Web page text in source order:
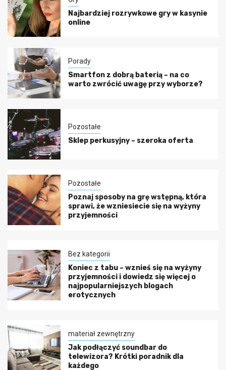
Najbardziej rozrywkowe gry w kasynie
online
Porady
Smartfon z dobrą baterią – na co
warto zwrócić uwagę przy wyborze?
Pozostałe
Sklep perkusyjny – szeroka oferta
Pozostałe
Poznaj sposoby na grę wstępną, która
sprawi, że wzniesiecie się na wyżyny
przyjemności
Bez kategorii
Koniec z tabu – wznieś się na wyżyny
przyjemności i dowiedz się więcej o
najpopularniejszych blogach
erotycznych
materiał zewnętrzny
Jak podłączyć soundbar do
telewizora? Krótki poradnik dla
każdego